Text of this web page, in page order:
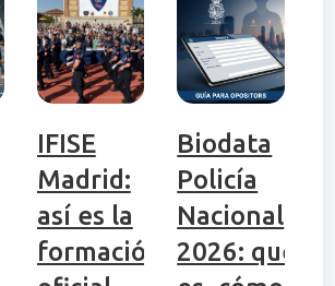
IFISE
Madrid:
así es la
formación
Biodata
Policía
Nacional
2026: qué